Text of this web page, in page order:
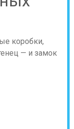
коробки,
— и замок